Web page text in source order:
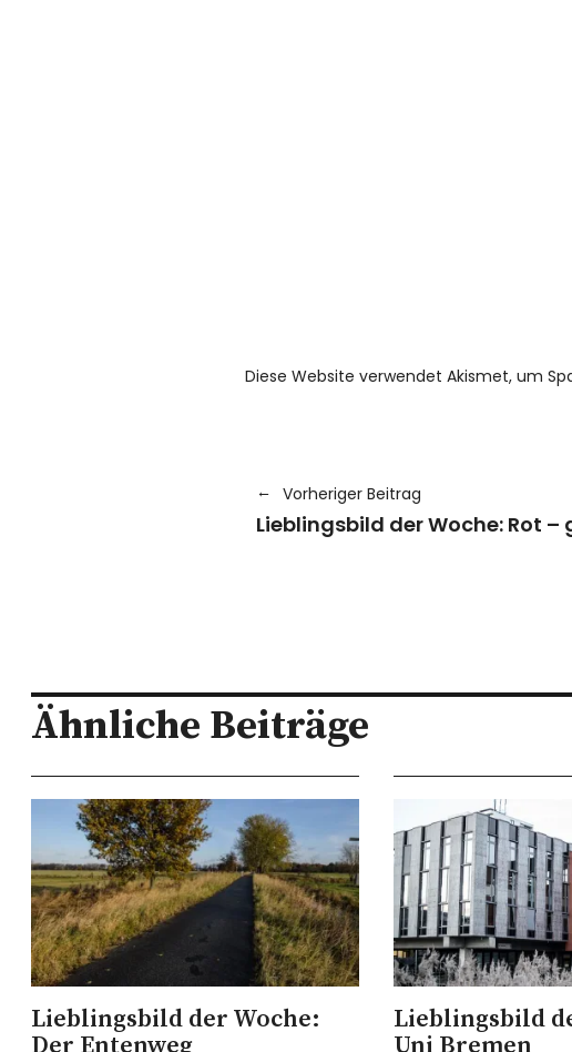
Diese Website verwendet Akismet, um
Vorheriger Beitrag
Lieblingsbild der Woche: Rot –
Ähnliche Beiträge
Lieblingsbild der Woche:
Der Entenweg
Lieblingsbild
Uni Bremen